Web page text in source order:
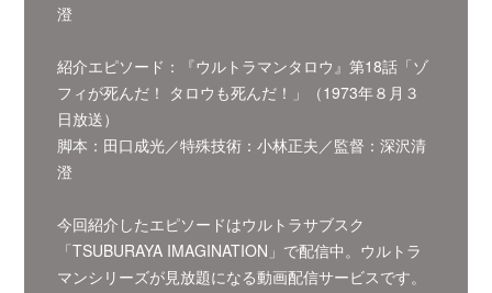
澄
紹介エピソード：『ウルトラマンタロウ』第18話「ゾ
フィが死んだ！ タロウも死んだ！」（1973年８月３
日放送）
脚本：田口成光／特殊技術：小林正夫／監督：深沢清
澄
今回紹介したエピソードはウルトラサブスク
「TSUBURAYA IMAGINATION」で配信中。ウルトラ
マンシリーズが見放題になる動画配信サービスです。